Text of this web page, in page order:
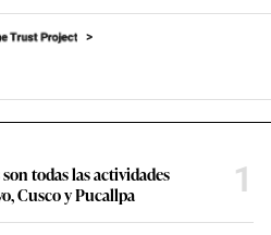
todas las actividades
Cusco y Pucallpa
1